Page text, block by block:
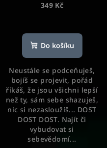
349 Kč
hodnocení
produktu
z
5
hvězdiček.
Do košíku
Neustále se podceňuješ,
bojíš se projevit, pořád
říkáš, že jsou všichni lepší
než ty, sám sebe shazuješ,
nic si nezasloužíš... DOST
DOST DOST. Najít či
vybudovat si
sebevědomí...